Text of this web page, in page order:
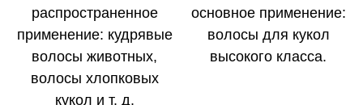
распространенное
применение: кудрявые
волосы животных,
волосы хлопковых
кукол и т. д.
основное применение:
волосы для кукол
высокого класса.